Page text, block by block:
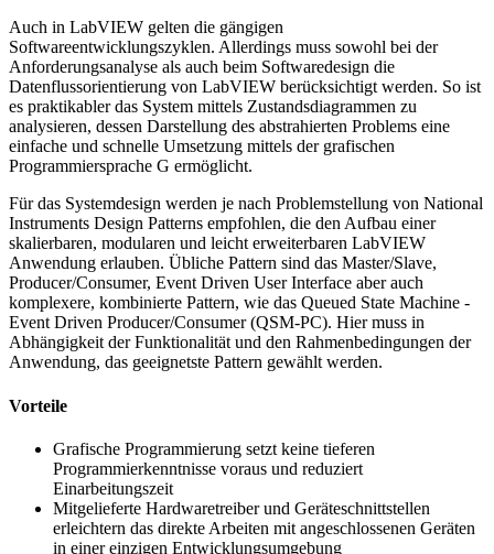
Auch in LabVIEW gelten die gängigen
Softwareentwicklungszyklen. Allerdings muss sowohl bei der
Anforderungsanalyse als auch beim Softwaredesign die
Datenflussorientierung von LabVIEW berücksichtigt werden. So ist
es praktikabler das System mittels Zustandsdiagrammen zu
analysieren, dessen Darstellung des abstrahierten Problems eine
einfache und schnelle Umsetzung mittels der grafischen
Programmiersprache G ermöglicht.
Für das Systemdesign werden je nach Problemstellung von National
Instruments Design Patterns empfohlen, die den Aufbau einer
skalierbaren, modularen und leicht erweiterbaren LabVIEW
Anwendung erlauben. Übliche Pattern sind das Master/Slave,
Producer/Consumer, Event Driven User Interface aber auch
komplexere, kombinierte Pattern, wie das Queued State Machine -
Event Driven Producer/Consumer (QSM-PC). Hier muss in
Abhängigkeit der Funktionalität und den Rahmenbedingungen der
Anwendung, das geeignetste Pattern gewählt werden.
Vorteile
Grafische Programmierung setzt keine tieferen
Programmierkenntnisse voraus und reduziert
Einarbeitungszeit
Mitgelieferte Hardwaretreiber und Geräteschnittstellen
erleichtern das direkte Arbeiten mit angeschlossenen Geräten
in einer einzigen Entwicklungsumgebung